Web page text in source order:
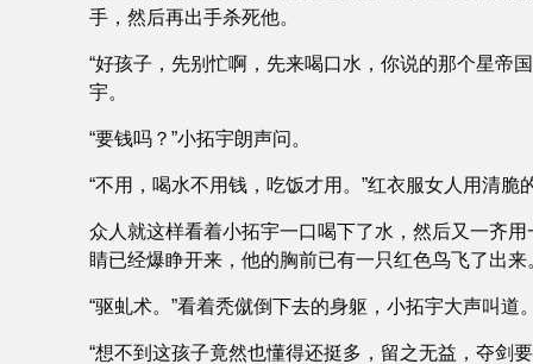
手，然后再出手杀死他。
“好孩子，先别忙啊，先来喝口水，你说的那个星帝
宇。
“要钱吗？”小拓宇朗声问。
“不用，喝水不用钱，吃饭才用。”红衣服女人用清脆
众人就这样看着小拓宇一口喝下了水，然后又一齐
睛已经爆睁开来，他的胸前已有一只红色鸟飞了出来
“驱虬术。”看着秃僦倒下去的身躯，小拓宇大声叫道
“想不到这孩子竟然也懂得还挺多，留之无益，夺剑